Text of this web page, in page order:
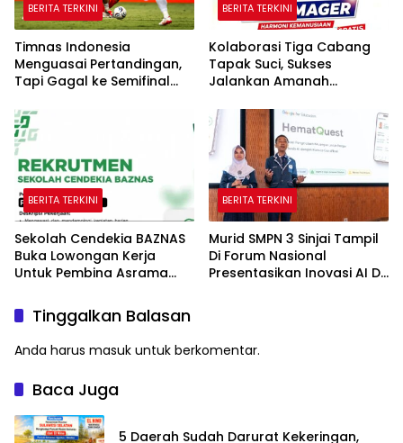
BERITA TERKINI
Timnas Indonesia
Menguasai Pertandingan,
Tapi Gagal ke Semifinal
BERITA TERKINI
Kolaborasi Tiga Cabang
Tapak Suci, Sukses
Jalankan Amanah
Gubernur Sulawesi Selatan
BERITA TERKINI
Sekolah Cendekia BAZNAS
Buka Lowongan Kerja
Untuk Pembina Asrama
BERITA TERKINI
Murid SMPN 3 Sinjai Tampil
Di Forum Nasional
Presentasikan Inovasi AI Di
Tinggalkan Balasan
Anda harus masuk untuk berkomentar.
Baca Juga
5 Daerah Sudah Darurat Kekeringan,